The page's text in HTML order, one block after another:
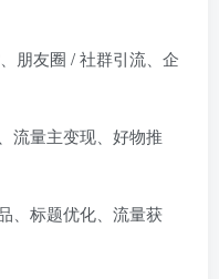
朋友圈 / 社群引流、企
流量主变现、好物推
、标题优化、流量获